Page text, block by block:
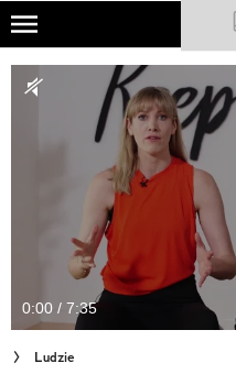
Skip
main
NATIONAL GEOGRAPHIC
TRAVELER
PODCASTY
Newsletter
Cuda Polski
Wielki Konkurs Fotograficzny
0:00 / 7:35
Ludzie